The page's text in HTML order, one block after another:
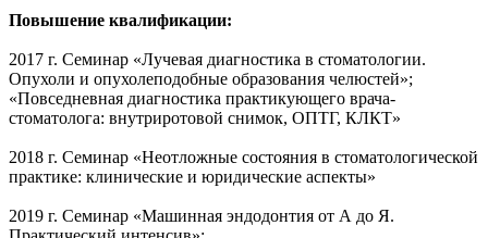
Повышение квалификации:
2017 г. Семинар «Лучевая диагностика в стоматологии.
Опухоли и опухолеподобные образования челюстей»;
«Повседневная диагностика практикующего врача-
стоматолога: внутриротовой снимок, ОПТГ, КЛКТ»
2018 г. Семинар «Неотложные состояния в стоматологической
практике: клинические и юридические аспекты»
2019 г. Семинар «Машинная эндодонтия от А до Я.